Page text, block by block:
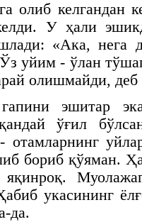
олиб келгандан
У ҳали
«Ака, нега
уйим - ўлан
олишмайди,
эшитар
ўғил
бориб қўяман.
укасининг
да.